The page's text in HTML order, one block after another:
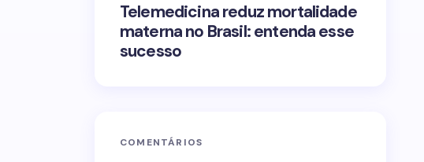
Telemedicina reduz mortalidade
materna no Brasil: entenda esse
sucesso
COMENTÁRIOS